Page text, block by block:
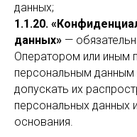
данных;
1.1.20.
данных» —
Оператором или иным
персональным данным
допускать их
персональных данных
основания.